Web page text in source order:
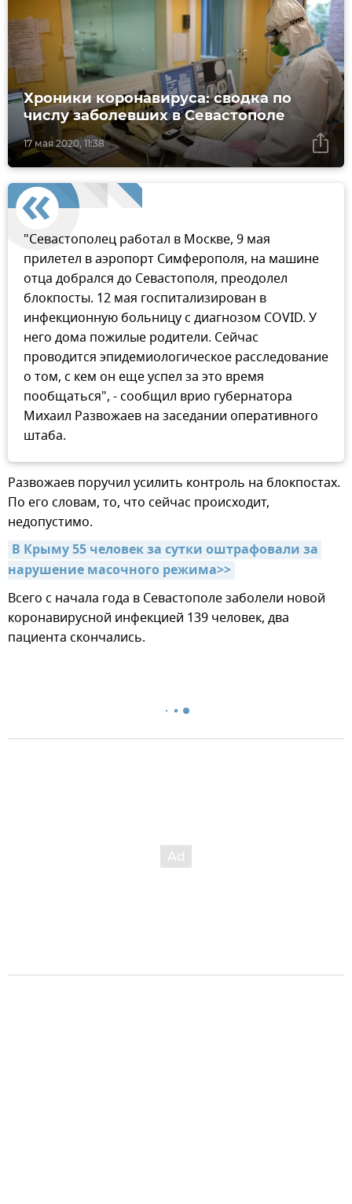
17 мая 2020, 11:38
Хроники коронавируса: сводка по
числу заболевших в Севастополе
"Севастополец работал в Москве, 9 мая
прилетел в аэропорт Симферополя, на машине
отца добрался до Севастополя, преодолел
блокпосты. 12 мая госпитализирован в
инфекционную больницу с диагнозом COVID. У
него дома пожилые родители. Сейчас
проводится эпидемиологическое расследование
о том, с кем он еще успел за это время
пообщаться", - сообщил врио губернатора
Михаил Развожаев на заседании оперативного
штаба.
Развожаев поручил усилить контроль на блокпостах.
По его словам, то, что сейчас происходит,
недопустимо.
В Крыму 55 человек за сутки оштрафовали за
нарушение масочного режима>>
Всего с начала года в Севастополе заболели новой
коронавирусной инфекцией 139 человек, два
пациента скончались.